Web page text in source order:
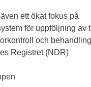
ett ökat fokus på
för uppföljning av
och
Registret (NDR)